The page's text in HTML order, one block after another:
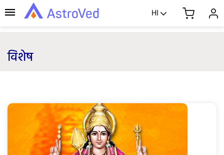
HI
विशेष